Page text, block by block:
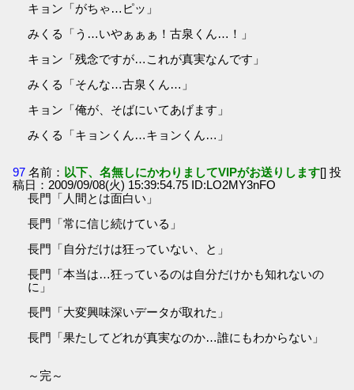
キョン「がちゃ…ピッ」
みくる「う…いやぁぁぁ！古泉くん…！」
キョン「残念ですが…これが真実なんです」
みくる「そんな…古泉くん…」
キョン「俺が、そばにいてあげます」
みくる「キョンくん…キョンくん…」
97 名前： 以下、名無しにかわりましてVIPがお送りします[] 投
稿日：2009/09/08(火) 15:39:54.75 ID:LO2MY3nFO
長門「人間とは面白い」
長門「常に信じ続けている」
長門「自分だけは狂っていない、と」
長門「本当は…狂っているのは自分だけかも知れないの
に」
長門「大変興味深いデータが取れた」
長門「果たしてどれが真実なのか…誰にもわからない」
～完～